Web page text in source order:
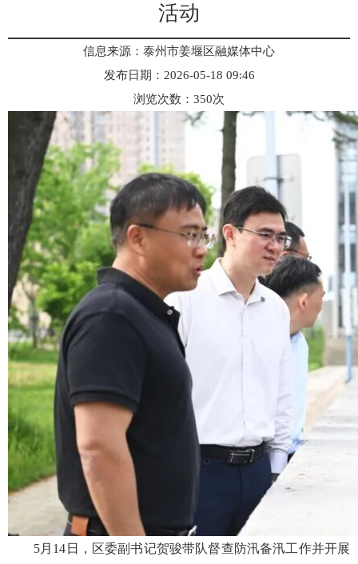
活动
信息来源：泰州市姜堰区融媒体中心
发布日期：2026-05-18 09:46
浏览次数： 350次
5月14日，区委副书记贺骏带队督查防汛备汛工作并开展